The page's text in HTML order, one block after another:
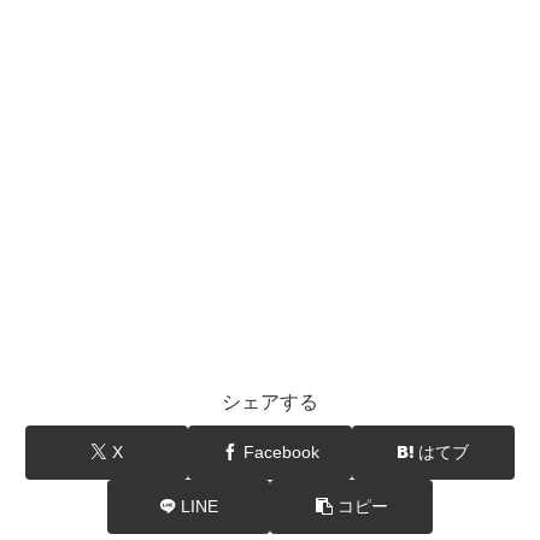
シェアする
X Facebook はてブ
LINE コピー